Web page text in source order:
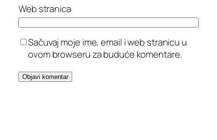
Web stranica
Sačuvaj moje ime, email i web stranicu u
ovom browseru za buduće komentare.